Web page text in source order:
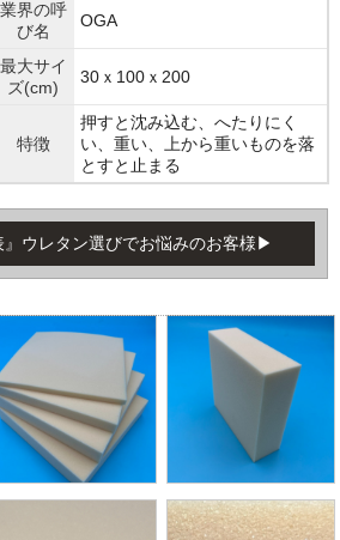
業界の呼
び名
OGA
最大サイ
ズ(cm)
30ｘ100ｘ200
特徴
押すと沈み込む、へたりにく
い、重い、上から重いものを落
とすと止まる
』ウレタン選びでお悩みのお客様▶